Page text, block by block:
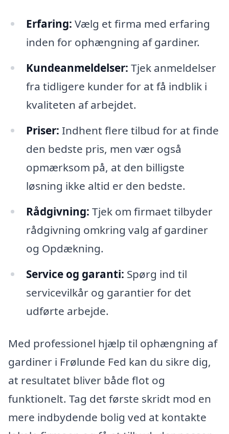
Erfaring: Vælg et firma med erfaring
inden for ophængning af gardiner.
Kundeanmeldelser: Tjek anmeldelser
fra tidligere kunder for at få indblik i
kvaliteten af arbejdet.
Priser: Indhent flere tilbud for at finde
den bedste pris, men vær også
opmærksom på, at den billigste
løsning ikke altid er den bedste.
Rådgivning: Tjek om firmaet tilbyder
rådgivning omkring valg af gardiner
og Opdækning.
Service og garanti: Spørg ind til
servicevilkår og garantier for det
udførte arbejde.
Med professionel hjælp til ophængning af
gardiner i Frølunde Fed kan du sikre dig,
at resultatet bliver både flot og
funktionelt. Tag det første skridt mod en
mere indbydende bolig ved at kontakte